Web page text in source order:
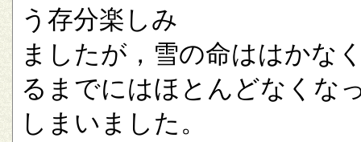
う存分楽しみ
ましたが，雪の命ははかな
るまでにはほとんどなくな
しまいました。